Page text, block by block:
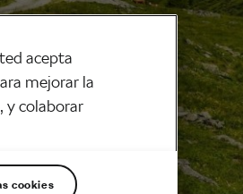
acepta
mejorar la
y colaborar
cookies